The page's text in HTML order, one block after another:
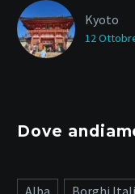
Kyoto
12
Dove
Alba Borghi